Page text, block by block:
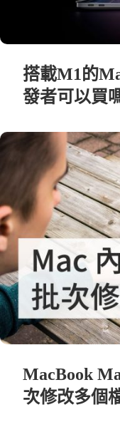
搭載M1的
發者可以買
MacBook
次修改多個